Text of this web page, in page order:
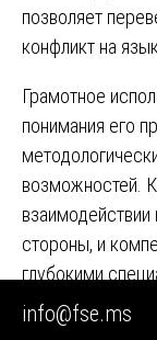
позволяет
конфликт на
Грамотное
понимания его
возможностей.
стороны, и
глубокими
Инвестиции в
info@fse.ms